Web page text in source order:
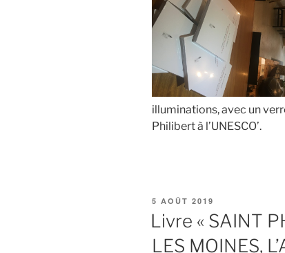
illuminations, avec un
Philibert à l’UNESCO’.
PUBLIÉ
LE
5 AOÛT 2019
Livre « SAINT
LES MOINES,